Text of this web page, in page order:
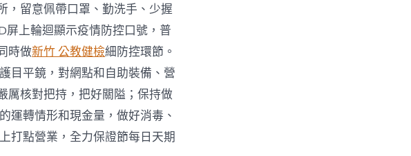
，留意佩帶口罩、勤洗手、少握
屏上輪迴顯示疫情防控口號，普
時做新竹 公教健檢細防控環節。
目平鏡，對網點和自助裝備、營
厲核對把持，把好關隘；保持做
運轉情形和現金量，做好消毒、
打點營業，全力保證節每日天期